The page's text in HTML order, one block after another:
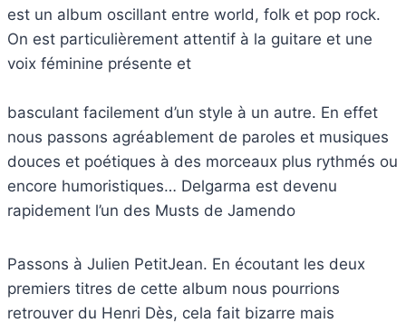
est un album oscillant entre world, folk et pop rock.
On est particulièrement attentif à la guitare et une
voix féminine présente et
basculant facilement d’un style à un autre. En effet
nous passons agréablement de paroles et musiques
douces et poétiques à des morceaux plus rythmés ou
encore humoristiques… Delgarma est devenu
rapidement l’un des Musts de Jamendo
Passons à Julien PetitJean. En écoutant les deux
premiers titres de cette album nous pourrions
retrouver du Henri Dès, cela fait bizarre mais